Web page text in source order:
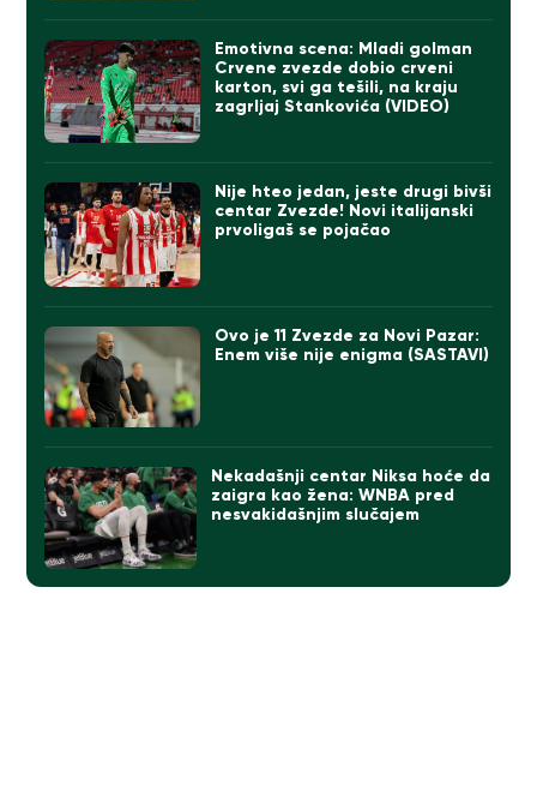
Emotivna scena: Mladi golman
Crvene zvezde dobio crveni
karton, svi ga tešili, na kraju
zagrljaj Stankovića (VIDEO)
Nije hteo jedan, jeste drugi bivši
centar Zvezde! Novi italijanski
prvoligaš se pojačao
Ovo je 11 Zvezde za Novi Pazar:
Enem više nije enigma (SASTAVI)
Nekadašnji centar Niksa hoće da
zaigra kao žena: WNBA pred
nesvakidašnjim slučajem